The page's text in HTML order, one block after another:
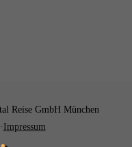
Reise GmbH München
Impressum